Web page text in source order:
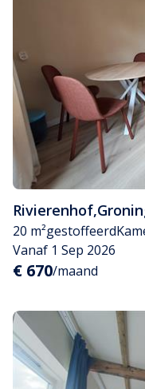
Rivierenhof,
20 m²gestoffeerd
Vanaf 1 Sep 2026
€ 670/maand